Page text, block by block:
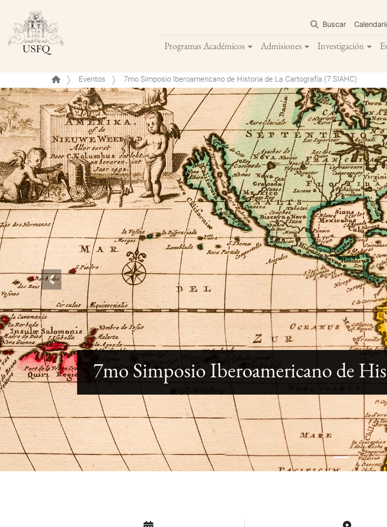
contenido
principal
Buscar
Programas Académicos Admisiones Investigación
Buscar
Eventos 7mo Simposio Iberoamericano de Historia de La Cartografía (7 SIAHC)
Previous
7mo Simposio Iberoamericano de